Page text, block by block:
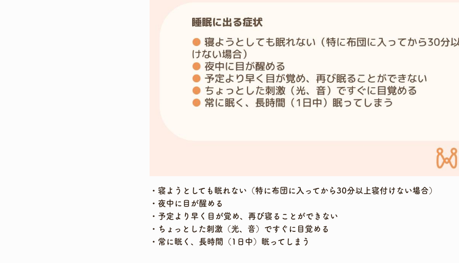
寝ようとしても眠れない（特に布団に入ってから30分以上寝付けない場合）
夜中に目が醒める
予定より早く目が覚め、再び寝ることができない
ちょっとした刺激（光、音）ですぐに目覚める
常に眠く、長時間（1日中）眠ってしまう